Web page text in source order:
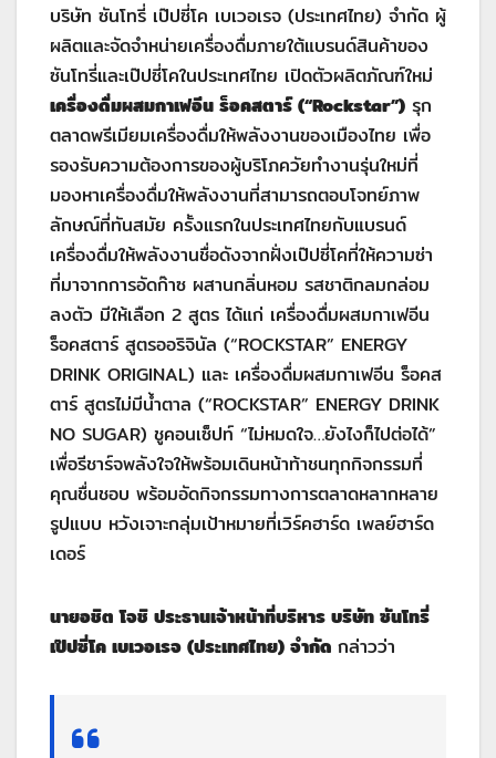
บริษัท ซันโทรี่ เป๊ปซี่โค เบเวอเรจ (ประเทศไทย) จำกัด ผู้
ผลิตและจัดจำหน่ายเครื่องดื่มภายใต้แบรนด์สินค้าของ
ซันโทรี่และเป๊ปซี่โคในประเทศไทย เปิดตัวผลิตภัณฑ์ใหม่
เครื่องดื่มผสมกาเฟอีน ร็อคสตาร์(“Rockstar”) รุก
ตลาดพรีเมียมเครื่องดื่มให้พลังงานของเมืองไทย เพื่อ
รองรับความต้องการของผู้บริโภควัยทำงานรุ่นใหม่ที่
มองหาเครื่องดื่มให้พลังงานที่สามารถตอบโจทย์ภาพ
ลักษณ์ที่ทันสมัย ครั้งแรกในประเทศไทยกับแบรนด์
เครื่องดื่มให้พลังงานชื่อดังจากฝั่งเป๊ปซี่โคที่ให้ความซ่า
ที่มาจากการอัดก๊าซ ผสานกลิ่นหอม รสชาติกลมกล่อม
ลงตัว มีให้เลือก 2 สูตร ได้แก่ เครื่องดื่มผสมกาเฟอีน
ร็อคสตาร์ สูตรออริจินัล (“ROCKSTAR” ENERGY
DRINK ORIGINAL) และ เครื่องดื่มผสมกาเฟอีน ร็อคส
ตาร์ สูตรไม่มีน้ำตาล (“ROCKSTAR” ENERGY DRINK
NO SUGAR) ชูคอนเซ็ปท์ “ไม่หมดใจ…ยังไงก็ไปต่อได้”
เพื่อรีชาร์จพลังใจให้พร้อมเดินหน้าท้าชนทุกกิจกรรมที่
คุณชื่นชอบ พร้อมอัดกิจกรรมทางการตลาดหลากหลาย
รูปแบบ หวังเจาะกลุ่มเป้าหมายที่เวิร์คฮาร์ด เพลย์ฮาร์ด
เดอร์
นายอชิต โจชิ ประธานเจ้าหน้าที่บริหาร บริษัท ซันโทรี่
เป๊ปซี่โค เบเวอเรจ (ประเทศไทย) จำกัด กล่าวว่า